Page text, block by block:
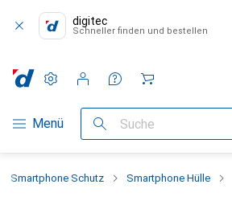
digitec
Schneller finden und bestellen
Navigation nach Kategorien
Menü Suche
Einstellungen
Kundenkonto
Vergleichslisten
Merklisten
Warenkorb
Smartphone Schutz Smartphone Hülle